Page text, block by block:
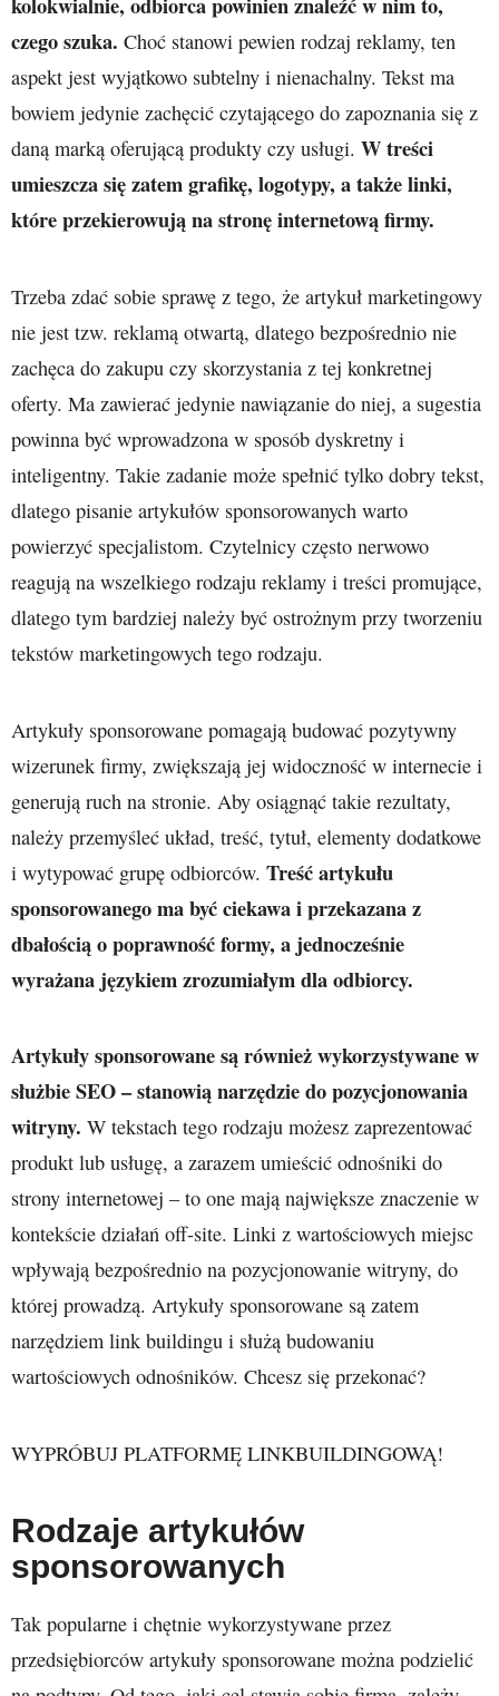
czego szuka. Choć stanowi pewien rodzaj reklamy, ten
aspekt jest wyjątkowo subtelny i nienachalny. Tekst ma
bowiem jedynie zachęcić czytającego do zapoznania się z
daną marką oferującą produkty czy usługi. W treści
umieszcza się zatem grafikę, logotypy, a także linki,
które przekierowują na stronę internetową firmy.
Trzeba zdać sobie sprawę z tego, że artykuł marketingowy
nie jest tzw. reklamą otwartą, dlatego bezpośrednio nie
zachęca do zakupu czy skorzystania z tej konkretnej
oferty. Ma zawierać jedynie nawiązanie do niej, a sugestia
powinna być wprowadzona w sposób dyskretny i
inteligentny. Takie zadanie może spełnić tylko dobry tekst,
dlatego pisanie artykułów sponsorowanych warto
powierzyć specjalistom. Czytelnicy często nerwowo
reagują na wszelkiego rodzaju reklamy i treści promujące,
dlatego tym bardziej należy być ostrożnym przy tworzeniu
tekstów marketingowych tego rodzaju.
Artykuły sponsorowane pomagają budować pozytywny
wizerunek firmy, zwiększają jej widoczność w internecie i
generują ruch na stronie. Aby osiągnąć takie rezultaty,
należy przemyśleć układ, treść, tytuł, elementy dodatkowe
i wytypować grupę odbiorców. Treść artykułu
sponsorowanego ma być ciekawa i przekazana z
dbałością o poprawność formy, a jednocześnie
wyrażana językiem zrozumiałym dla odbiorcy.
Artykuły sponsorowane są również wykorzystywane w
służbie SEO – stanowią narzędzie do pozycjonowania
witryny. W tekstach tego rodzaju możesz zaprezentować
produkt lub usługę, a zarazem umieścić odnośniki do
strony internetowej – to one mają największe znaczenie w
kontekście działań off-site. Linki z wartościowych miejsc
wpływają bezpośrednio na pozycjonowanie witryny, do
której prowadzą. Artykuły sponsorowane są zatem
narzędziem link buildingu i służą budowaniu
wartościowych odnośników. Chcesz się przekonać?
WYPRÓBUJ PLATFORMĘ LINKBUILDINGOWĄ!
Rodzaje artykułów
sponsorowanych
Tak popularne i chętnie wykorzystywane przez
przedsiębiorców artykuły sponsorowane można podzielić